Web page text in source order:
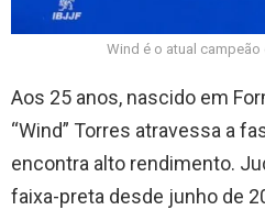
Wind é o atual campeão
Aos 25 anos, nascido em
“Wind” Torres atravessa a
encontra alto rendimento.
faixa-preta desde junho de